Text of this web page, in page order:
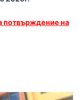
потвърждение на